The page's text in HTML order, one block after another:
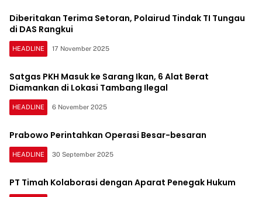
Diberitakan Terima Setoran, Polairud Tindak TI Tungau
di DAS Rangkui
HEADLINE 17 November 2025
Satgas PKH Masuk ke Sarang Ikan, 6 Alat Berat
Diamankan di Lokasi Tambang Ilegal
HEADLINE 6 November 2025
Prabowo Perintahkan Operasi Besar-besaran
HEADLINE 30 September 2025
PT Timah Kolaborasi dengan Aparat Penegak Hukum